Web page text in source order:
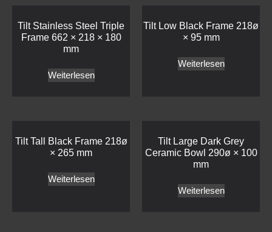
Tilt Stainless Steel Triple
Frame 662 × 218 × 180
mm
Weiterlesen
Tilt Low Black Frame 218ø
× 95 mm
Weiterlesen
Tilt Tall Black Frame 218ø
× 265 mm
Weiterlesen
Tilt Large Dark Grey
Ceramic Bowl 290ø × 100
mm
Weiterlesen